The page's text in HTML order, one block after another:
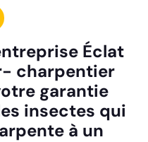
Éclat
charpentier
garantie
insectes qui
à un